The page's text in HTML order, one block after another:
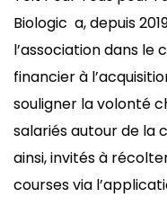
Biologic a, depuis
l’association dans le
financier à
souligner la volonté
salariés autour de la
ainsi, invités à
courses via